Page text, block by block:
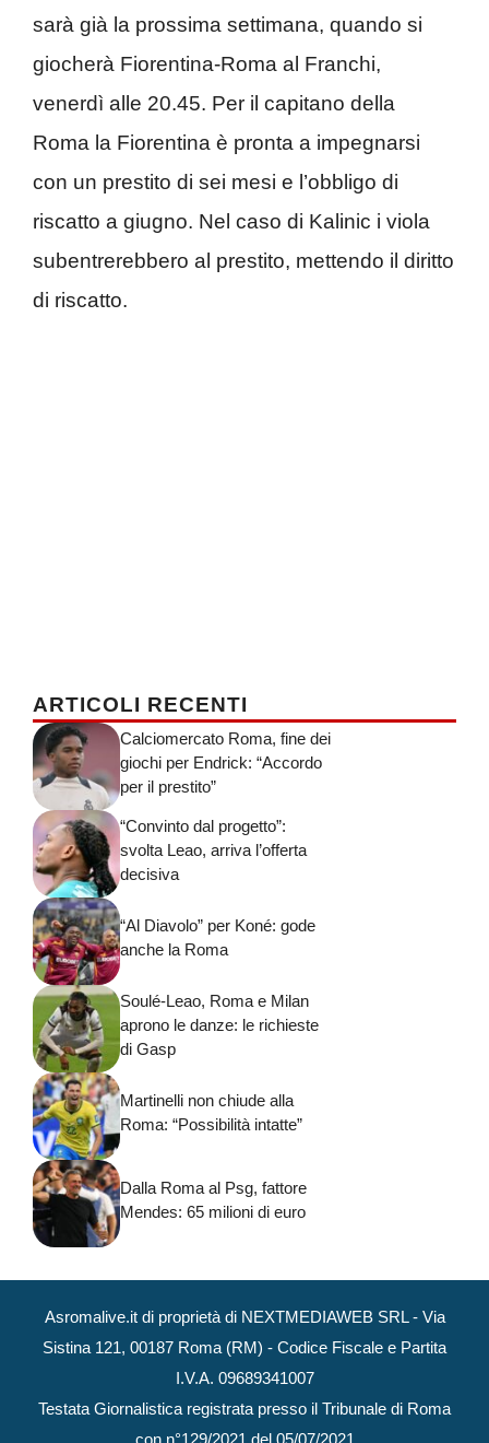
sarà già la prossima settimana, quando si
giocherà Fiorentina-Roma al Franchi,
venerdì alle 20.45. Per il capitano della
Roma la Fiorentina è pronta a impegnarsi
con un prestito di sei mesi e l’obbligo di
riscatto a giugno. Nel caso di Kalinic i viola
subentrerebbero al prestito, mettendo il diritto
di riscatto.
ARTICOLI RECENTI
Calciomercato Roma, fine dei
giochi per Endrick: “Accordo
per il prestito”
“Convinto dal progetto”:
svolta Leao, arriva l’offerta
decisiva
“Al Diavolo” per Koné: gode
anche la Roma
Soulé-Leao, Roma e Milan
aprono le danze: le richieste
di Gasp
Martinelli non chiude alla
Roma: “Possibilità intatte”
Dalla Roma al Psg, fattore
Mendes: 65 milioni di euro
Asromalive.it di proprietà di NEXTMEDIAWEB SRL - Via
Sistina 121, 00187 Roma (RM) - Codice Fiscale e Partita
I.V.A. 09689341007
Testata Giornalistica registrata presso il Tribunale di Roma
con n°129/2021 del 05/07/2021